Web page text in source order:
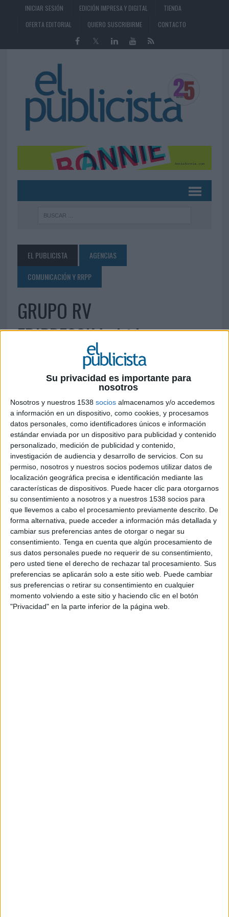
Su privacidad es importante para
nosotros
Nosotros y nuestros 1538 socios almacenamos y/o accedemos
a información en un dispositivo, como cookies, y procesamos
datos personales, como identificadores únicos e información
estándar enviada por un dispositivo para publicidad y contenido
personalizado, medición de publicidad y contenido,
investigación de audiencia y desarrollo de servicios. Con su
permiso, nosotros y nuestros socios podemos utilizar datos de
localización geográfica precisa e identificación mediante las
características de dispositivos. Puede hacer clic para otorgarnos
su consentimiento a nosotros y a nuestros 1538 socios para
que llevemos a cabo el procesamiento previamente descrito. De
forma alternativa, puede acceder a información más detallada y
cambiar sus preferencias antes de otorgar o negar su
consentimiento. Tenga en cuenta que algún procesamiento de
sus datos personales puede no requerir de su consentimiento,
pero usted tiene el derecho de rechazar tal procesamiento. Sus
preferencias se aplicarán solo a este sitio web. Puede cambiar
sus preferencias o retirar su consentimiento en cualquier
momento volviendo a este sitio y haciendo clic en el botón
"Privacidad" en la parte inferior de la página web.
INICIAR SESIÓN EDICIÓN IMPRESA Y DIGITAL
TIENDA
OFERTA EDITORIAL
QUIERO SUSCRIBIRME CONTACTO
EL PUBLICISTA
AGENCIAS
COMUNICACIÓN Y RRPP
GRUPO RV
EDIPRESS|Madrid
C/ Labastida, 13- 3ª Planta 28034 Madrid Tel.: 91
730 82 15 Fax: 91 730 81 93
marta.lara@rvedipress.com
www.rvedipress.com
IMPRIMIR
TWEET
SHARE
SHARE
ENVIAR
PIN